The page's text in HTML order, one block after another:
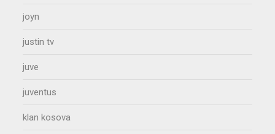
joyn
justin tv
juve
juventus
klan kosova